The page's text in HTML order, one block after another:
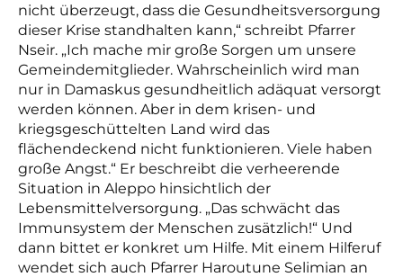
nicht überzeugt, dass die Gesundheitsversorgung
dieser Krise standhalten kann,“ schreibt Pfarrer
Nseir. „Ich mache mir große Sorgen um unsere
Gemeindemitglieder. Wahrscheinlich wird man
nur in Damaskus gesundheitlich adäquat versorgt
werden können. Aber in dem krisen- und
kriegsgeschüttelten Land wird das
flächendeckend nicht funktionieren. Viele haben
große Angst.“ Er beschreibt die verheerende
Situation in Aleppo hinsichtlich der
Lebensmittelversorgung. „Das schwächt das
Immunsystem der Menschen zusätzlich!“ Und
dann bittet er konkret um Hilfe. Mit einem Hilferuf
wendet sich auch Pfarrer Haroutune Selimian an